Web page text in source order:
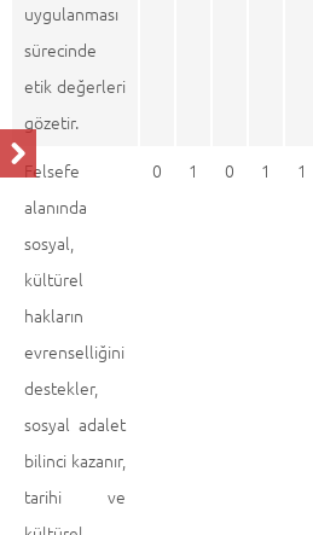
uygulanması
sürecinde
etik değerleri
gözetir.
Felsefe
alanında
sosyal,
kültürel
hakların
evrenselliğini
destekler,
sosyal adalet
bilinci kazanır,
tarihi ve
0 1 0 1 1